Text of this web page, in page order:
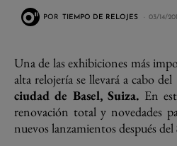
POR TIEMPO DE RELOJES 03/14/
Una de las exhibiciones más
alta relojería se llevará a cabo del
ciudad de Basel, Suiza. En
renovación total y novedades
nuevos lanzamientos después del